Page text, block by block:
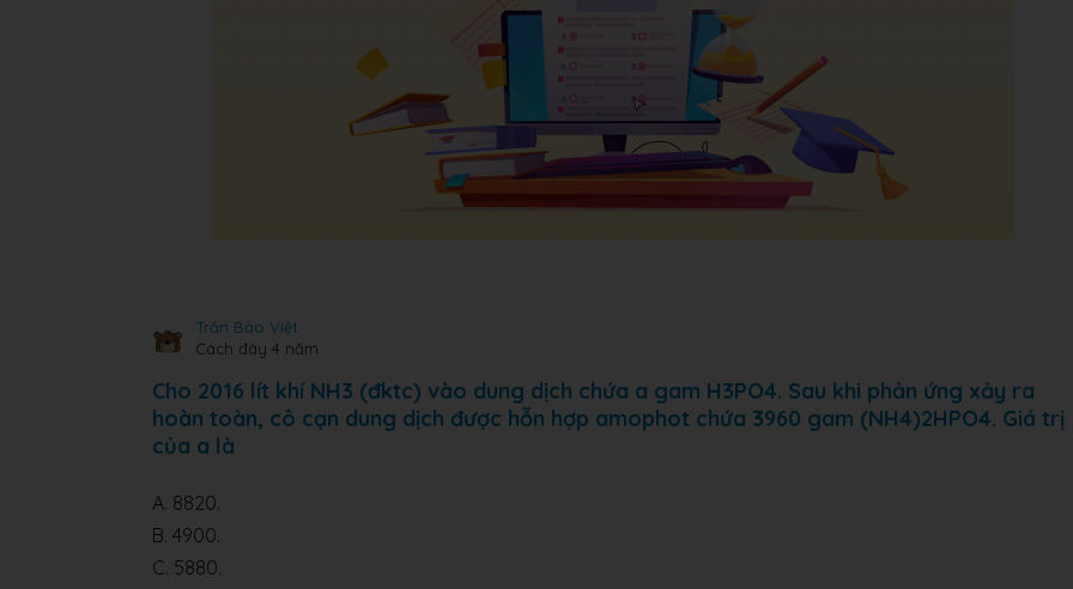
Trần Bảo Việt
Cách đây 4 năm
Cho 2016 lít khí NH3 (đktc) vào dung dịch chứa a gam H3PO4. Sau khi phản ứng xảy ra
hoàn toàn, cô cạn dung dịch được hỗn hợp amophot chứa 3960 gam (NH4)2HPO4. Giá trị
của a là
A. 8820.
B. 4900.
C. 5880.